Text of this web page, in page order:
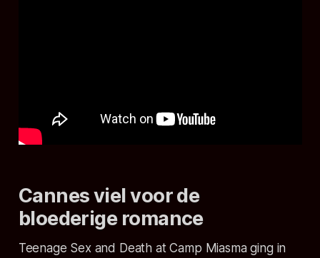
Cannes viel voor de
bloederige romance
Teenage Sex and Death at Camp Miasmaging in